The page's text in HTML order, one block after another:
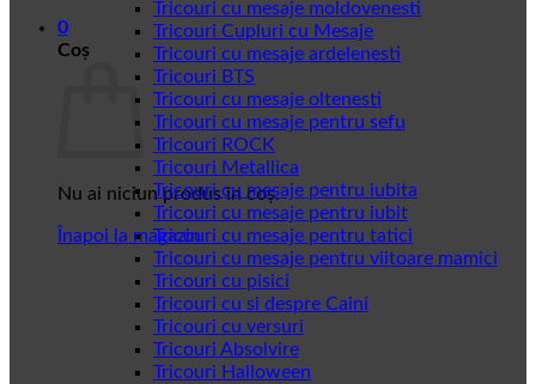
0
Coș
Nu ai niciun produs în coș.
Înapoi la magazin
Tricouri cu mesaje moldovenesti
Tricouri Cupluri cu Mesaje
Tricouri cu mesaje ardelenesti
Tricouri BTS
Tricouri cu mesaje oltenesti
Tricouri cu mesaje pentru sefu
Tricouri ROCK
Tricouri Metallica
Tricouri cu mesaje pentru iubita
Tricouri cu mesaje pentru iubit
Tricouri cu mesaje pentru tatici
Tricouri cu mesaje pentru viitoare mamici
Tricouri cu pisici
Tricouri cu si despre Caini
Tricouri cu versuri
Tricouri Absolvire
Tricouri Halloween